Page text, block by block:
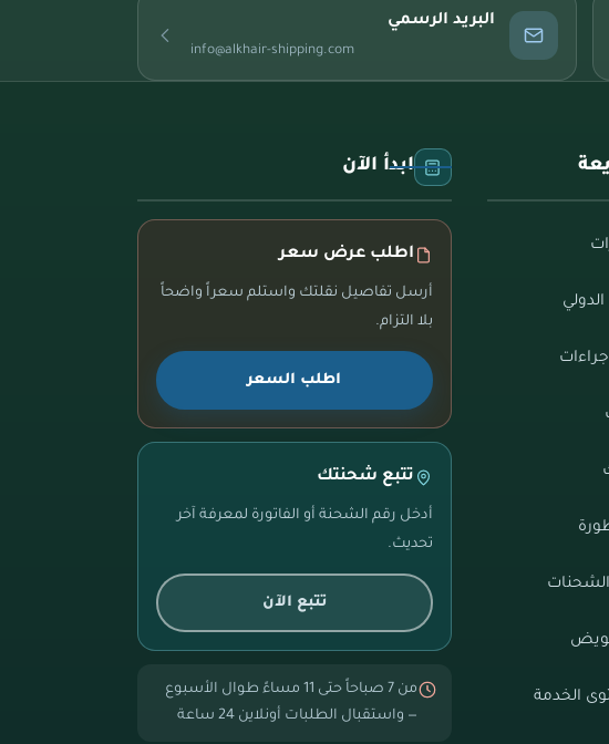
البريد الرسمي
info@alkhair-shipping.com
الشحنات
الخدمة
ابدأ الآن
اطلب عرض سعر
أرسل تفاصيل نقلتك واستلم سعراً واضحاً
بلا التزام.
اطلب السعر
تتبع شحنتك
أدخل رقم الشحنة أو الفاتورة لمعرفة آخر
تحديث.
تتبع الآن
من 7 صباحاً حتى 11 مساءً طوال الأسبوع
— واستقبال الطلبات أونلاين 24 ساعة